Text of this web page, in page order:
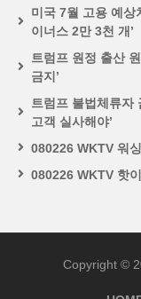
미국 7월 고용 예상
이너스 2만 3천 개’
트럼프 원정 출산
금지’
트럼프 불법체류자
고객 실사해야’
080226 WKTV 워
080226 WKTV 핫
Copyright ©